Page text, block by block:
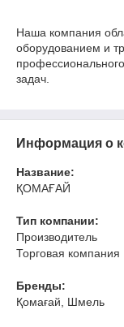
Наша компания
оборудованием и
задач.
Информация о
Название:
ҚОМАҒАЙ
Тип компании:
Производитель
Торговая компания
Бренды:
Қомағай, Шмель